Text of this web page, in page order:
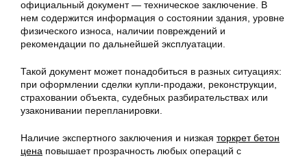
официальный документ — техническое заключение. В
нем содержится информация о состоянии здания, уровне
физического износа, наличии повреждений и
рекомендации по дальнейшей эксплуатации.
Такой документ может понадобиться в разных ситуациях:
при оформлении сделки купли-продажи, реконструкции,
страховании объекта, судебных разбирательствах или
узаконивании перепланировки.
Наличие экспертного заключения и низкая торкрет бетон
цена повышает прозрачность любых операций с